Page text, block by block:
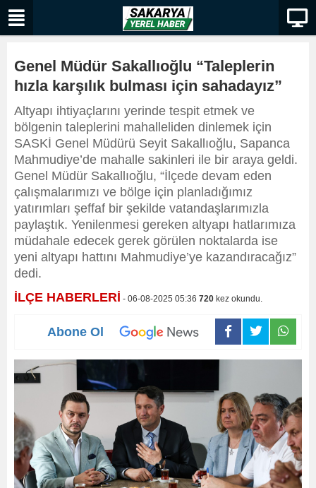
Genel Müdür Sakallıoğlu “Taleplerin
hızla karşılık bulması için sahadayız”
Altyapı ihtiyaçlarını yerinde tespit etmek ve
bölgenin taleplerini mahalleliden dinlemek için
SASKİ Genel Müdürü Seyit Sakallıoğlu, Sapanca
Mahmudiye’de mahalle sakinleri ile bir araya geldi.
Genel Müdür Sakallıoğlu, “İlçede devam eden
çalışmalarımızı ve bölge için planladığımız
yatırımları şeffaf bir şekilde vatandaşlarımızla
paylaştık. Yenilenmesi gereken altyapı hatlarımıza
müdahale edecek gerek görülen noktalarda ise
yeni altyapı hattını Mahmudiye’ye kazandıracağız”
dedi.
İLÇE HABERLERİ - 06-08-2025 05:36 720 kez okundu.
Abone Ol